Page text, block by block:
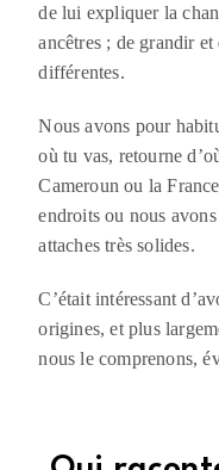
de lui expliquer la
ancêtres ; de grandir
différentes.
Nous avons pour
où tu vas, retourne
Cameroun ou la
endroits ou nous
attaches très solides.
C’était intéressant
origines, et plus
nous le comprenons,